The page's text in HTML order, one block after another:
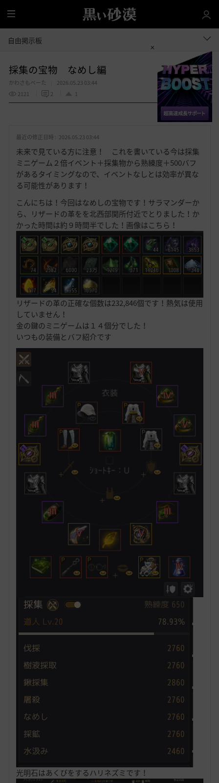
全
体
自由掲示板
採集の宝物 なめし編
かわさもべーた
2026.05.23 03:44
2121
2 1
お
入
り
共有する
最近の修正日時 : 2026.05.23 03:44
未来で見ている方に注意！ これを書いている今は採集
ミニゲーム２倍イベント＋採集物から熟練度＋500バフ
があるタイミングなので、イベントなしとは効率が異な
る可能性があります！
こんにちは！今回はなめしの宝物です！サラマンダーか
ら、リザードの革をを北西部関所付近でとりました！か
かった時間は約９時間半でした！画像はこちら！
リザードの革の正確な個数は232,846個です！熱気は使用
していません！
金の鍵のミニゲームは１４個分でした！
いつもの装備とバフ紹介です
光明石はあくびをするハリネズミです！